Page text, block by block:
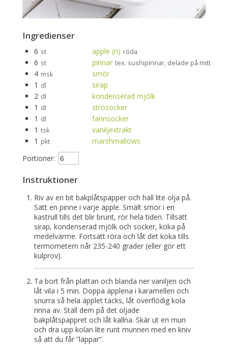
Ingredienser
6 st äpple (n) röda
6 st pinnar tex. sushipinnar, delade på mitten
4 msk
smör
1 dl
sirap
2 dl
kondenserad mjölk
1 dl
strösocker
1 dl
farinsocker
1 tsk
vaniljextrakt
1 pkt
marshmallows
Portioner:
Instruktioner
Riv av en bit bakplåtspapper och häll lite olja på.
Sätt en pinne i varje äpple. Smält smör i en
kastrull tills det blir brunt, rör hela tiden. Tillsätt
sirap, kondenserad mjölk och socker, koka på
medelvärme. Fortsätt röra och låt det koka tills
termometern når 235-240 grader (eller gör ett
kulprov).
Ta bort från plattan och blanda ner vaniljen och
låt vila i 5 min. Doppa äpplena i karamellen och
snurra så hela äpplet täcks, låt överflödig kola
rinna av. Ställ dem på det oljade
bakplåtspappret och låt kallna. Skär ut en mun
och dra upp kolan lite runt munnen med en kniv
så att du får ”läppar”.